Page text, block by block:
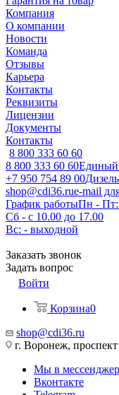
Компания
О компании
Новости
Команда
Отзывы
Карьера
Контакты
Реквизиты
Лицензии
Документы
Контакты
8 800 333 60 60
8 800 333 60 60Единый
+7 950 754 89 00
shop@cdi36.rue-mail
График работыПн - Пт:
Сб - с 10.00 до 17.00
Вс: - выходной
Заказать звонок
Задать вопрос
Войти
Корзина0
shop@cdi36.ru
г. Воронеж,
Мы в
Вконтакте